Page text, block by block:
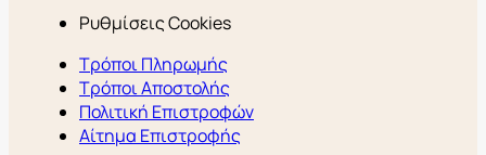
Ρυθμίσεις Cookies
Τρόποι Πληρωμής
Τρόποι Αποστολής
Πολιτική Επιστροφών
Αίτημα Επιστροφής